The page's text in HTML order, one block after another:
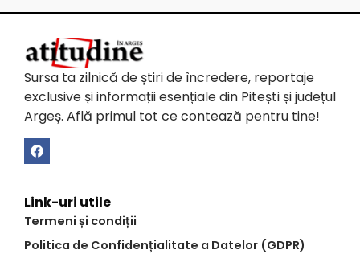
Sursa ta zilnică de știri de încredere, reportaje
exclusive și informații esențiale din Pitești și județul
Argeș. Află primul tot ce contează pentru tine!
Link-uri utile
Termeni și condiții
Politica de Confidențialitate a Datelor (GDPR)